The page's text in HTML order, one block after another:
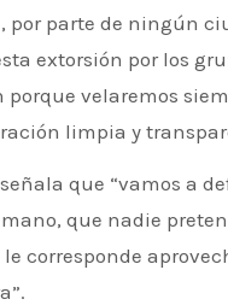
por parte de ningún
extorsión por los
porque velaremos
limpia y
que “vamos a
mano, que nadie
le corresponde